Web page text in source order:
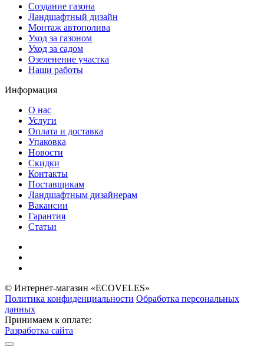
Создание газона
Ландшафтный дизайн
Монтаж автополива
Уход за газоном
Уход за садом
Озеленение участка
Наши работы
Информация
О нас
Услуги
Оплата и доставка
Упаковка
Новости
Скидки
Контакты
Поставщикам
Ландшафтным дизайнерам
Вакансии
Гарантия
Статьи
© Интернет-магазин «ECOVELES»
Политика конфиденциальности Обработка персональных
данных
Принимаем к оплате:
Разработка сайта